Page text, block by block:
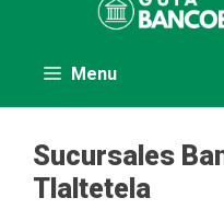
Menu
Sucursales
Tlaltetela